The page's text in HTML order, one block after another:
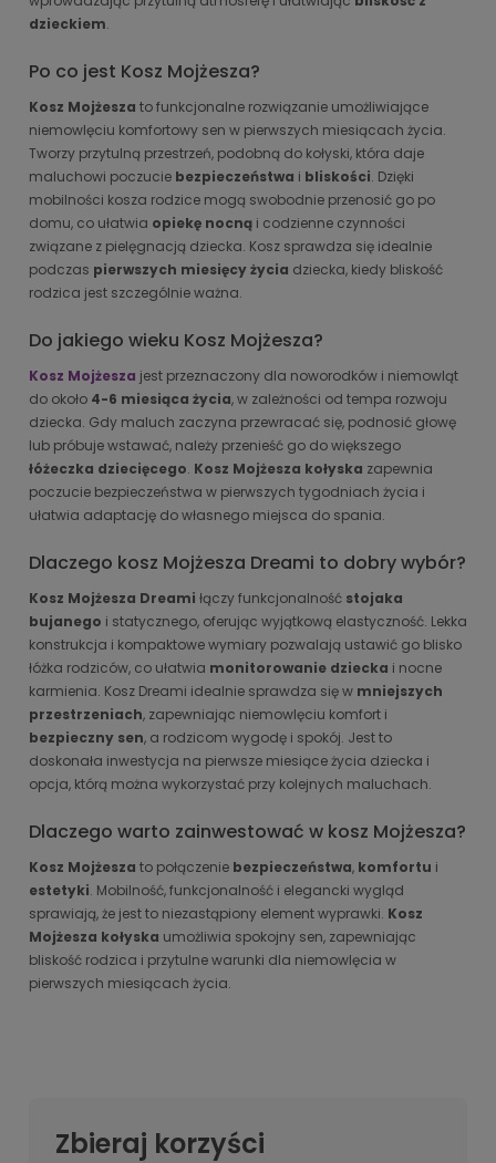
dzieckiem.
Po co jest Kosz Mojżesza?
Kosz Mojżesza to funkcjonalne rozwiązanie umożliwiające
niemowlęciu komfortowy sen w pierwszych miesiącach życia.
Tworzy przytulną przestrzeń, podobną do kołyski, która daje
maluchowi poczucie bezpieczeństwa i bliskości. Dzięki
mobilności kosza rodzice mogą swobodnie przenosić go po
domu, co ułatwia opiekę nocną i codzienne czynności
związane z pielęgnacją dziecka. Kosz sprawdza się idealnie
podczas pierwszych miesięcy życia dziecka, kiedy bliskość
rodzica jest szczególnie ważna.
Do jakiego wieku Kosz Mojżesza?
Kosz Mojżesza jest przeznaczony dla noworodków i niemowląt
do około 4-6 miesiąca życia, w zależności od tempa rozwoju
dziecka. Gdy maluch zaczyna przewracać się, podnosić głowę
lub próbuje wstawać, należy przenieść go do większego
łóżeczka dziecięcego. Kosz Mojżesza kołyska zapewnia
poczucie bezpieczeństwa w pierwszych tygodniach życia i
ułatwia adaptację do własnego miejsca do spania.
Dlaczego kosz Mojżesza Dreami to dobry wybór?
Kosz Mojżesza Dreami łączy funkcjonalność stojaka
bujanego i statycznego, oferując wyjątkową elastyczność. Lekka
konstrukcja i kompaktowe wymiary pozwalają ustawić go blisko
łóżka rodziców, co ułatwia monitorowanie dziecka i nocne
karmienia. Kosz Dreami idealnie sprawdza się w mniejszych
przestrzeniach, zapewniając niemowlęciu komfort i
bezpieczny sen, a rodzicom wygodę i spokój. Jest to
doskonała inwestycja na pierwsze miesiące życia dziecka i
opcja, którą można wykorzystać przy kolejnych maluchach.
Dlaczego warto zainwestować w kosz Mojżesza?
Kosz Mojżesza to połączenie bezpieczeństwa, komfortu i
estetyki. Mobilność, funkcjonalność i elegancki wygląd
sprawiają, że jest to niezastąpiony element wyprawki. Kosz
Mojżesza kołyska umożliwia spokojny sen, zapewniając
bliskość rodzica i przytulne warunki dla niemowlęcia w
pierwszych miesiącach życia.
Zbieraj korzyści